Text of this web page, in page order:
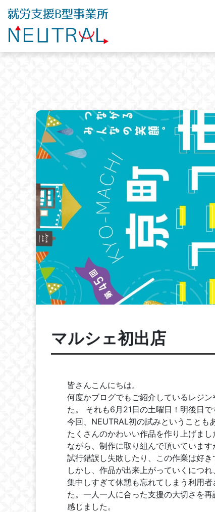
マルシェ初出店
皆さんこんにちは。
何度かブログでもご紹介しているレジ
た。 それも6月21日の土曜日！明後日で
今回、NEUTRAL初の試みということも
たくさんのかわいい作品を作り上げま
ながら、制作に取り組んで頂いていま
試行錯誤し失敗したり、この作業は好
しかし、作品が出来上がっていくにつ
集中しすぎて休憩も忘れてしまう利用
た。一人一人に合った支援の大切さを
感じました。